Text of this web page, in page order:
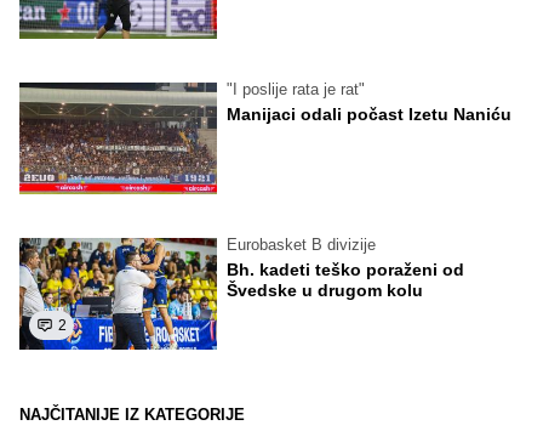
"I poslije rata je rat"
Manijaci odali počast Izetu Naniću
2
Eurobasket B divizije
Bh. kadeti teško poraženi od
Švedske u drugom kolu
NAJČITANIJE IZ KATEGORIJE